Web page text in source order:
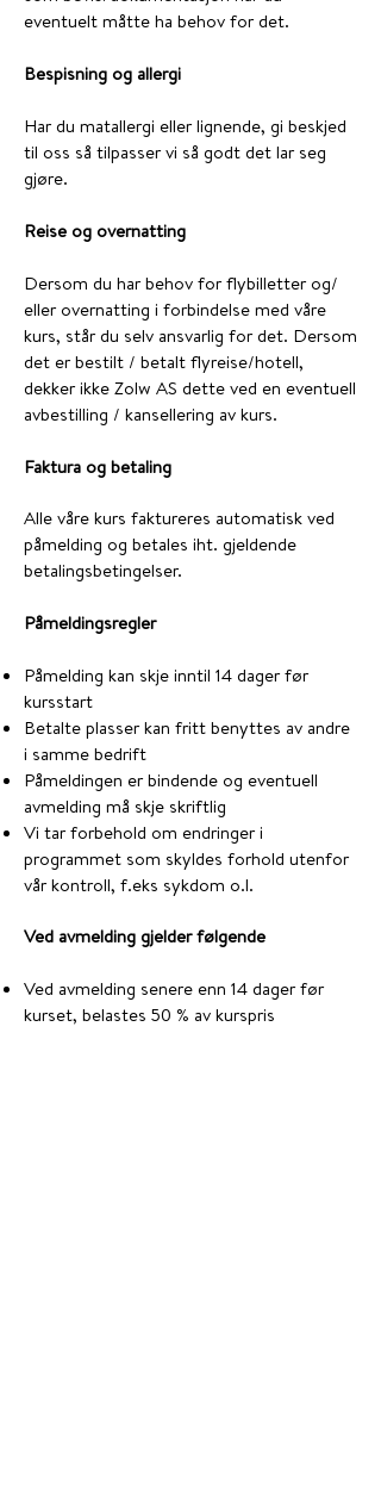
eventuelt måtte ha behov for det.
Bespisning og allergi
Har du matallergi eller lignende, gi beskjed
til oss så tilpasser vi så godt det lar seg
gjøre.
Reise og overnatting
Dersom du har behov for flybilletter og/
eller overnatting i forbindelse med våre
kurs, står du selv ansvarlig for det. Dersom
det er bestilt / betalt flyreise/hotell,
dekker ikke Zolw AS dette ved en eventuell
avbestilling / kansellering av kurs.
Faktura og betaling
Alle våre kurs faktureres automatisk ved
påmelding og betales iht. gjeldende
betalingsbetingelser.
Påmeldingsregler
Påmelding kan skje inntil 14 dager før
kursstart
Betalte plasser kan fritt benyttes av andre
i samme bedrift
Påmeldingen er bindende og eventuell
avmelding må skje skriftlig
Vi tar forbehold om endringer i
programmet som skyldes forhold utenfor
vår kontroll, f.eks sykdom o.l.
Ved avmelding gjelder følgende
Ved avmelding senere enn 14 dager før
kurset, belastes 50 % av kurspris